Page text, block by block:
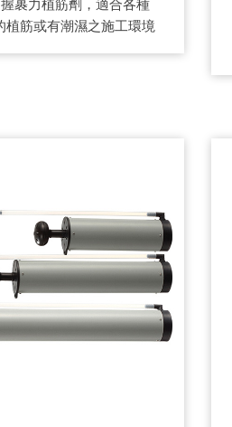
裹力植筋劑，適合各種
植筋或有潮濕之施工環境